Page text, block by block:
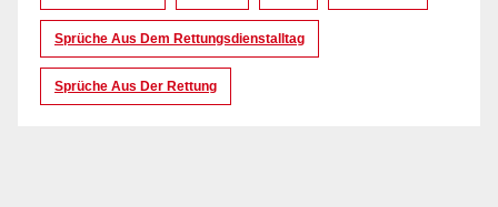
Sprüche Aus Dem Rettungsdienstalltag
Sprüche Aus Der Rettung